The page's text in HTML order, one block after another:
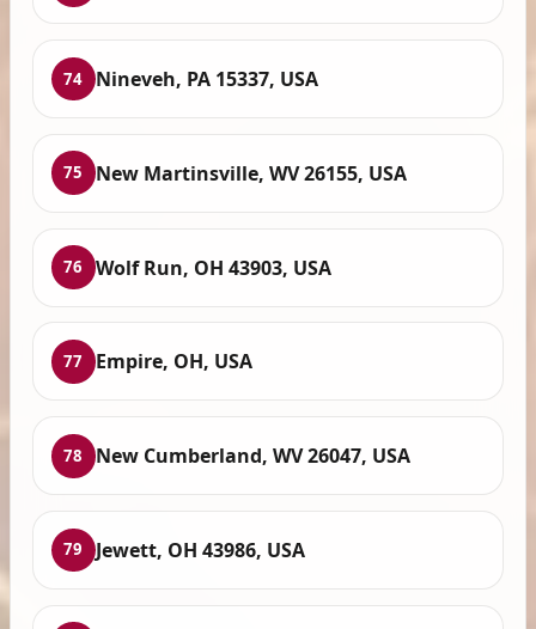
74 Nineveh, PA 15337, USA
75 New Martinsville, WV 26155, USA
76 Wolf Run, OH 43903, USA
77 Empire, OH, USA
78 New Cumberland, WV 26047, USA
79 Jewett, OH 43986, USA